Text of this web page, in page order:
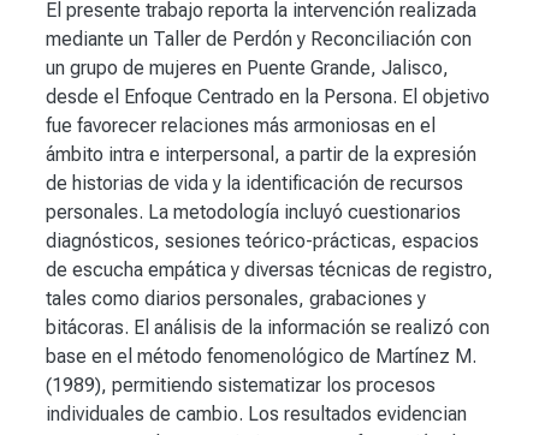
El presente trabajo reporta la intervención realizada
mediante un Taller de Perdón y Reconciliación con
un grupo de mujeres en Puente Grande, Jalisco,
desde el Enfoque Centrado en la Persona. El objetivo
fue favorecer relaciones más armoniosas en el
ámbito intra e interpersonal, a partir de la expresión
de historias de vida y la identificación de recursos
personales. La metodología incluyó cuestionarios
diagnósticos, sesiones teórico-prácticas, espacios
de escucha empática y diversas técnicas de registro,
tales como diarios personales, grabaciones y
bitácoras. El análisis de la información se realizó con
base en el método fenomenológico de Martínez M.
(1989), permitiendo sistematizar los procesos
individuales de cambio. Los resultados evidencian